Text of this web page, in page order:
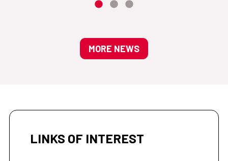
MORE NEWS
LINKS OF INTEREST